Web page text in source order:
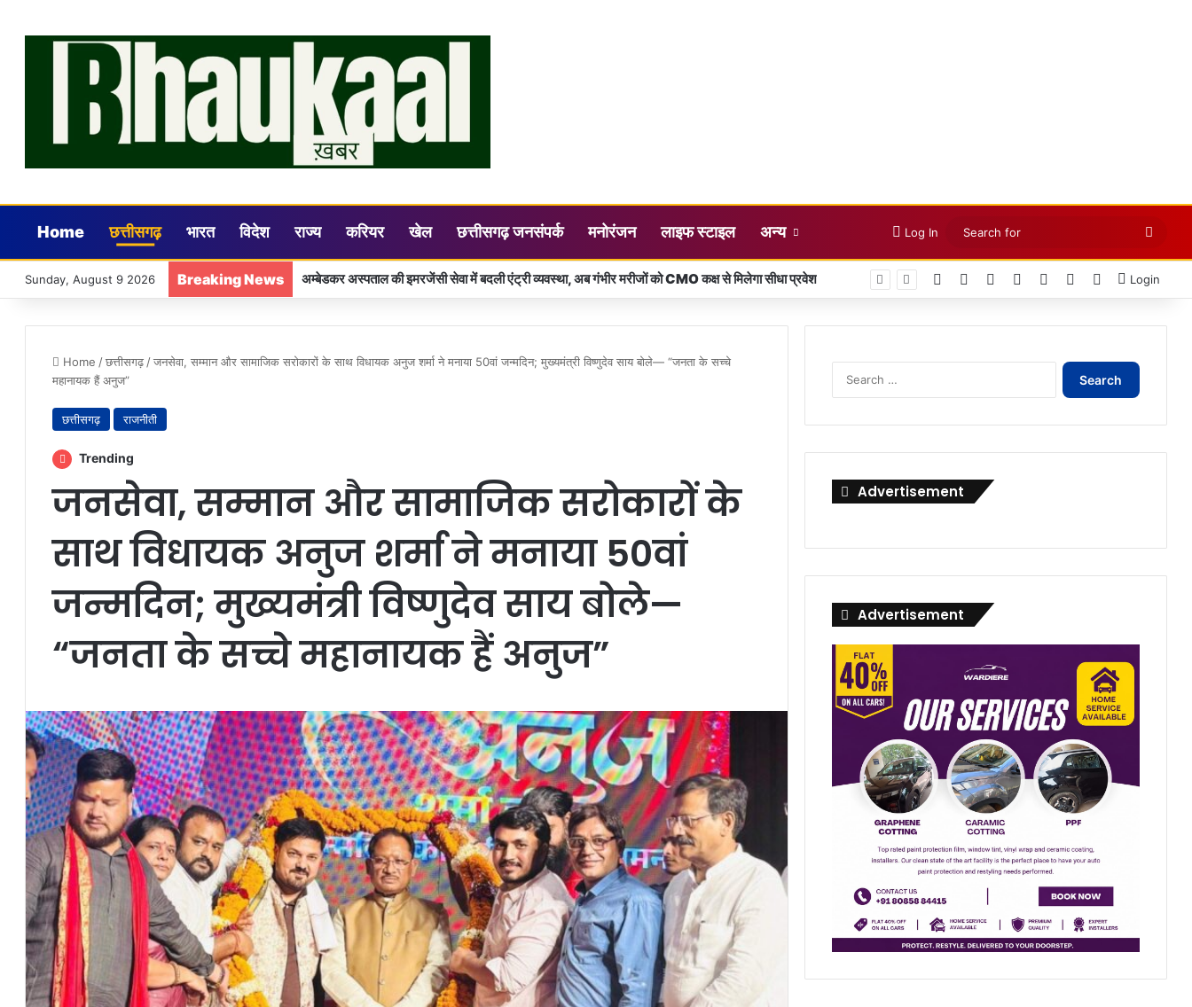
Home छत्तीसगढ़ भारत विदेश राज्य करियर खेल छत्तीसगढ़ जनसंपर्क मनोरंजन लाइफ स्टाइल अन्य Log In
for
Sunday, August 9 2026 Breaking News शासकीय कार्य के साथ स्वास्थ्य भी ज़रूरी, समय पर जांच से संभव है कैंसर का ईलाज – कलेक्टर डॉ. गौरव सिंह Facebook LinkedInYouTubeInstagramTelegramWhatsApp
Login
Home / छत्तीसगढ़ / जनसेवा, सम्मान और सामाजिक सरोकारों के साथ विधायक अनुज शर्मा ने मनाया 50वां जन्मदिन; मुख्यमंत्री विष्णुदेव साय बोले— “जनता के सच्चे
महानायक हैं अनुज”
छत्तीसगढ़ राजनीती
Trending
जनसेवा, सम्मान और सामाजिक सरोकारों के
साथ विधायक अनुज शर्मा ने मनाया 50वां
जन्मदिन; मुख्यमंत्री विष्णुदेव साय बोले—
“जनता के सच्चे महानायक हैं अनुज”
Search
Advertisement
Advertisement